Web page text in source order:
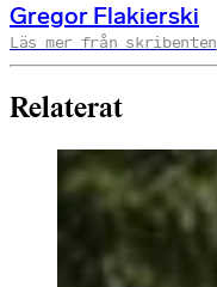
Gregor Flakierski
Läs mer från skribenten
Relaterat